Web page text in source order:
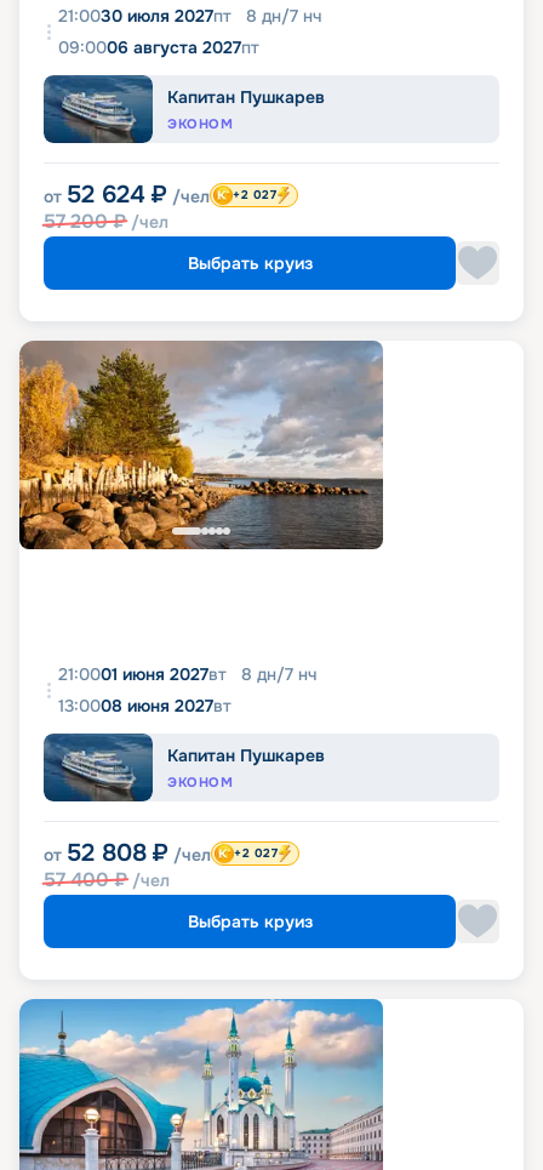
21:0030 июля 2027пт 8 дн/7 нч
09:0006 августа 2027пт
Капитан Пушкарев
ЭКОНОМ
от 52 624 ₽ /чел
57 200₽ /чел
+2 027
Выбрать круиз
21:0001 июня 2027вт 8 дн/7 нч
13:0008 июня 2027вт
Капитан Пушкарев
ЭКОНОМ
от 52 808 ₽ /чел
57 400₽ /чел
+2 027
Выбрать круиз